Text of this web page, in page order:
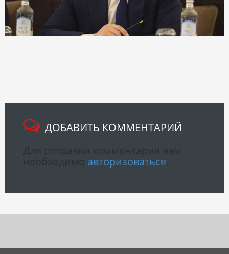
ДОБАВИТЬ КОММЕНТАРИЙ
авторизоваться